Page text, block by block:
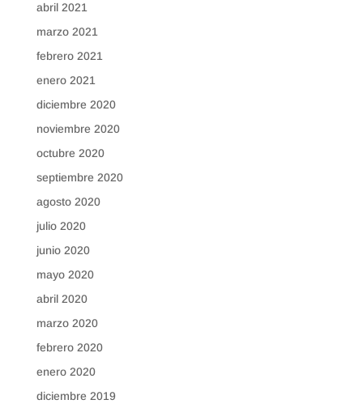
abril 2021
marzo 2021
febrero 2021
enero 2021
diciembre 2020
noviembre 2020
octubre 2020
septiembre 2020
agosto 2020
julio 2020
junio 2020
mayo 2020
abril 2020
marzo 2020
febrero 2020
enero 2020
diciembre 2019